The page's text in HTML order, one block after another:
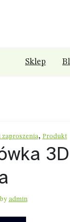
Sklep
, Produkt
admin